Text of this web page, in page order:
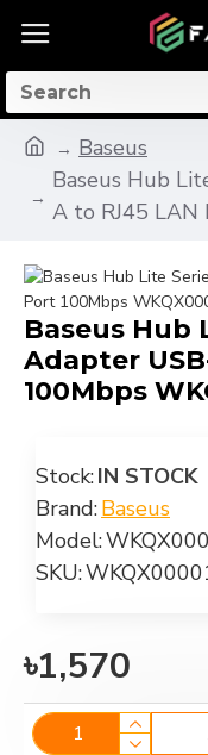
Baseus
Baseus Hub
A to RJ45
Baseus Hub
Adapter
100Mbps
Stock:IN STOCK
Brand:Baseus
Model:
SKU:
৳1,570